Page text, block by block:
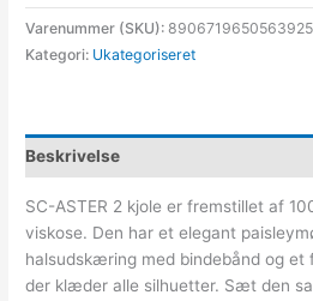
Varenummer (SKU):
Kategori: Ukategoriseret
Beskrivelse
SC-ASTER 2 kjole er fremstillet af
viskose. Den har et elegant
halsudskæring med bindebånd og et
der klæder alle silhuetter. Sæt den